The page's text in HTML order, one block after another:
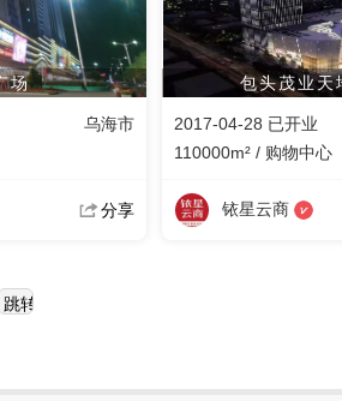
场
乌海市
分享
包头茂业天
2017-04-28 已开业
110000m² / 购物中心
铱星云商